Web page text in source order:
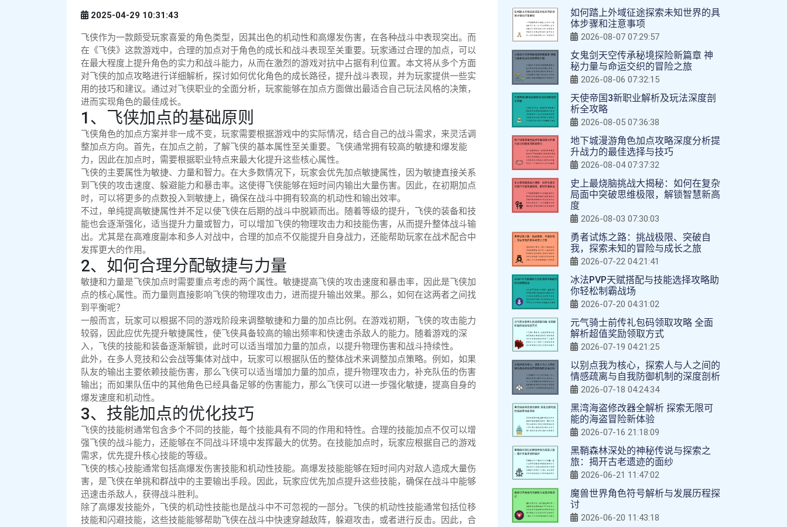
2025-04-29 10:31:43
飞侠作为一款颇受玩家喜爱的角色类型，因其出色的机动性和高爆发伤害，在各种战斗中表现突出。而
在《飞侠》这款游戏中，合理的加点对于角色的成长和战斗表现至关重要。玩家通过合理的加点，可以
在最大程度上提升角色的实力和战斗能力，从而在激烈的游戏对抗中占据有利位置。本文将从多个方面
对飞侠的加点攻略进行详细解析，探讨如何优化角色的成长路径，提升战斗表现，并为玩家提供一些实
用的技巧和建议。通过对飞侠职业的全面分析，玩家能够在加点方面做出最适合自己玩法风格的决策，
进而实现角色的最佳成长。
1、飞侠加点的基础原则
飞侠角色的加点方案并非一成不变，玩家需要根据游戏中的实际情况，结合自己的战斗需求，来灵活调
整加点方向。首先，在加点之前，了解飞侠的基本属性至关重要。飞侠通常拥有较高的敏捷和爆发能
力，因此在加点时，需要根据职业特点来最大化提升这些核心属性。
飞侠的主要属性为敏捷、力量和智力。在大多数情况下，玩家会优先加点敏捷属性，因为敏捷直接关系
到飞侠的攻击速度、躲避能力和暴击率。这使得飞侠能够在短时间内输出大量伤害。因此，在初期加点
时，可以将更多的点数投入到敏捷上，确保在战斗中拥有较高的机动性和输出效率。
不过，单纯提高敏捷属性并不足以使飞侠在后期的战斗中脱颖而出。随着等级的提升，飞侠的装备和技
能也会逐渐强化，适当提升力量或智力，可以增加飞侠的物理攻击力和技能伤害，从而提升整体战斗输
出。尤其是在高难度副本和多人对战中，合理的加点不仅能提升自身战力，还能帮助玩家在战术配合中
发挥更大的作用。
2、如何合理分配敏捷与力量
敏捷和力量是飞侠加点时需要重点考虑的两个属性。敏捷提高飞侠的攻击速度和暴击率，因此是飞侠加
点的核心属性。而力量则直接影响飞侠的物理攻击力，进而提升输出效果。那么，如何在这两者之间找
到平衡呢？
一般而言，玩家可以根据不同的游戏阶段来调整敏捷和力量的加点比例。在游戏初期，飞侠的攻击能力
较弱，因此应优先提升敏捷属性，使飞侠具备较高的输出频率和快速击杀敌人的能力。随着游戏的深
入，飞侠的技能和装备逐渐解锁，此时可以适当增加力量的加点，以提升物理伤害和战斗持续性。
此外，在多人竞技和公会战等集体对战中，玩家可以根据队伍的整体战术来调整加点策略。例如，如果
队友的输出主要依赖技能伤害，那么飞侠可以适当增加力量的加点，提升物理攻击力，补充队伍的伤害
输出；而如果队伍中的其他角色已经具备足够的伤害能力，那么飞侠可以进一步强化敏捷，提高自身的
爆发速度和机动性。
3、技能加点的优化技巧
飞侠的技能树通常包含多个不同的技能，每个技能具有不同的作用和特性。合理的技能加点不仅可以增
强飞侠的战斗能力，还能够在不同战斗环境中发挥最大的优势。在技能加点时，玩家应根据自己的游戏
需求，优先提升核心技能的等级。
飞侠的核心技能通常包括高爆发伤害技能和机动性技能。高爆发技能能够在短时间内对敌人造成大量伤
害，是飞侠在单挑和群战中的主要输出手段。因此，玩家应优先加点提升这些技能，确保在战斗中能够
迅速击杀敌人，获得战斗胜利。
除了高爆发技能外，飞侠的机动性技能也是战斗中不可忽视的一部分。飞侠的机动性技能通常包括位移
技能和闪避技能，这些技能能够帮助飞侠在战斗中快速穿越敌阵，躲避攻击，或者进行反击。因此，合
如何踏上外域征途探索未知世界的具
体步骤和注意事项
2026-08-07 07:29:57
女鬼剑天空传承秘境探险新篇章 神
秘力量与命运交织的冒险之旅
2026-08-06 07:32:15
天使帝国3新职业解析及玩法深度剖
析全攻略
2026-08-05 07:36:38
地下城漫游角色加点攻略深度分析提
升战力的最佳选择与技巧
2026-08-04 07:37:32
史上最烧脑挑战大揭秘：如何在复杂
局面中突破思维极限，解锁智慧新高
度
2026-08-03 07:30:03
勇者试炼之路：挑战极限、突破自
我，探索未知的冒险与成长之旅
2026-07-22 04:21:41
冰法PVP天赋搭配与技能选择攻略助
你轻松制霸战场
2026-07-20 04:31:02
元气骑士前传礼包码领取攻略 全面
解析超值奖励领取方式
2026-07-19 04:21:25
以别点我为核心，探索人与人之间的
情感疏离与自我防御机制的深度剖析
2026-07-18 04:24:34
黑湾海盗修改器全解析 探索无限可
能的海盗冒险新体验
2026-07-16 21:18:09
黑鞘森林深处的神秘传说与探索之
旅：揭开古老遗迹的面纱
2026-06-21 11:47:02
魔兽世界角色符号解析与发展历程探
讨
2026-06-20 11:43:18